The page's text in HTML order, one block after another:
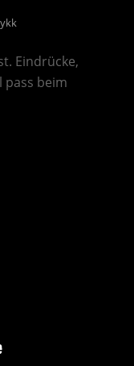
Eindrücke,
pass beim